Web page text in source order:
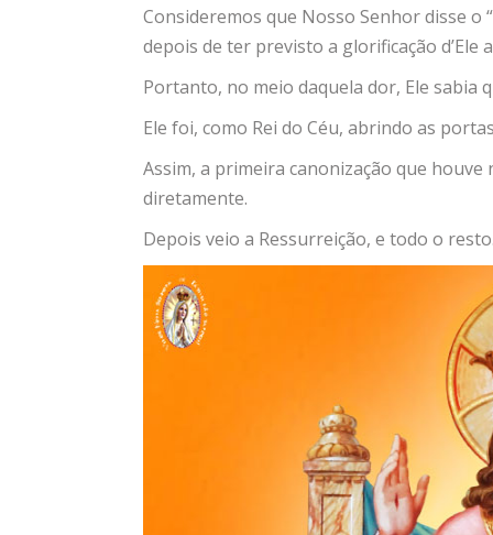
Consideremos que Nosso Senhor disse o “
depois de ter previsto a glorificação d’Ele
Portanto, no meio daquela dor, Ele sabia
Ele foi, como Rei do Céu, abrindo as
Assim, a primeira canonização que
diretamente.
Depois veio a Ressurreição, e todo o